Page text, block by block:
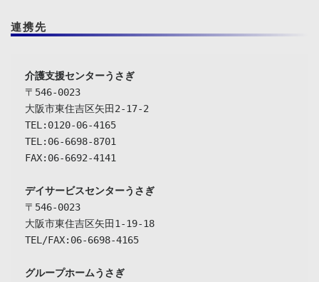
連携先
介護支援センターうさぎ
〒546-0023
大阪市東住吉区矢田2-17-2
TEL:0120-06-4165
TEL:06-6698-8701
FAX:06-6692-4141
デイサービスセンターうさぎ
〒546-0023
大阪市東住吉区矢田1-19-18
TEL/FAX:06-6698-4165
グループホームうさぎ